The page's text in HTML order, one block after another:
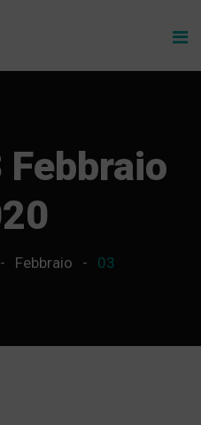
Febbraio
Febbraio 03